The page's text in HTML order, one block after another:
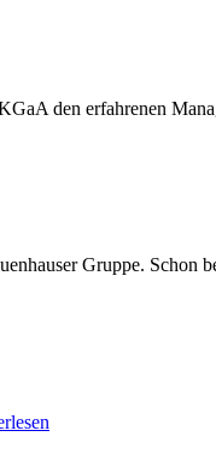
den erfahrenen
Gruppe. Schon